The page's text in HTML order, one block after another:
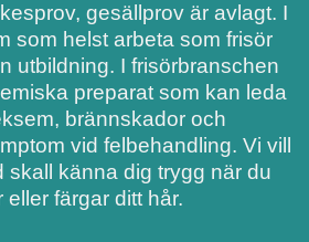
gesällprov är avlagt. I
som helst arbeta som frisör
utbildning. I frisörbranschen
preparat som kan leda
brännskador och
vid felbehandling. Vi vill
skall känna dig trygg när du
eller färgar ditt hår.